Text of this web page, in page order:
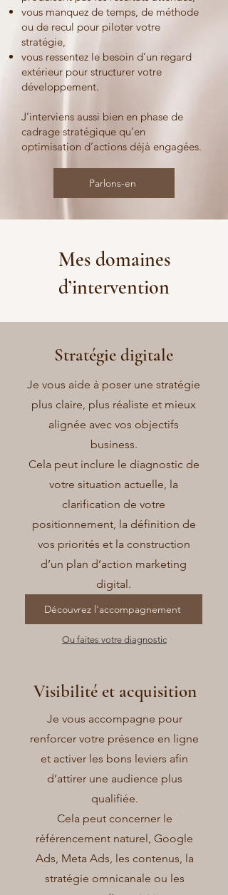
vous manquez de temps, de méthode
ou de recul pour piloter votre
stratégie,
vous ressentez le besoin d’un regard
extérieur pour structurer votre
développement.
J’interviens aussi bien en phase de
cadrage stratégique qu’en
optimisation d’actions déjà engagées.
Parlons-en
Mes domaines
d’intervention
Stratégie digitale
Je vous aide à poser une stratégie
plus claire, plus réaliste et mieux
alignée avec vos objectifs
business.
Cela peut inclure le diagnostic de
votre situation actuelle, la
clarification de votre
positionnement, la définition de
vos priorités et la construction
d’un plan d’action marketing
digital.
Découvrez l'accompagnement
Ou faites votre diagnostic
Visibilité et acquisition
Je vous accompagne pour
renforcer votre présence en ligne
et activer les bons leviers afin
d’attirer une audience plus
qualifiée.
Cela peut concerner le
référencement naturel, Google
Ads, Meta Ads, les contenus, la
stratégie omnicanale ou les